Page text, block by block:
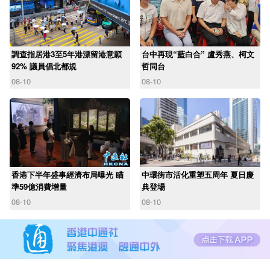
調查指居港3至5年港漂留港意願
92% 議員倡北都規
08-10
台中再現“藍白合” 盧秀燕、柯文
哲同台
08-10
香港下半年盛事經濟布局曝光 瞄
準59億消費增量
08-10
中環街市活化重塑五周年 夏日慶
典登場
08-10